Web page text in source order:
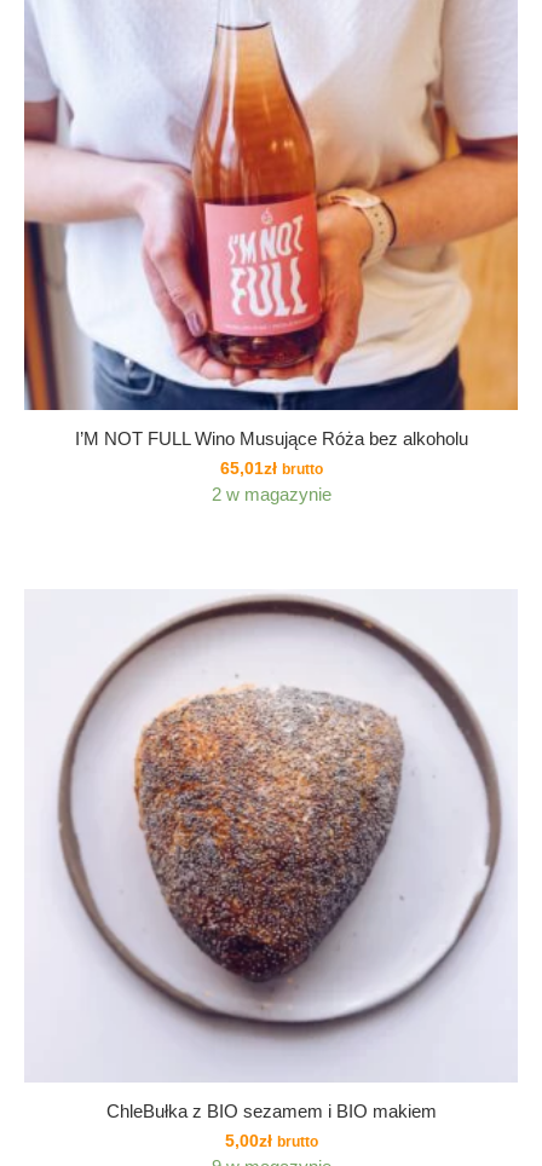
I’M NOT FULL Wino Musujące Róża bez alkoholu
65,01zł brutto
2 w magazynie
ChleBułka z BIO sezamem i BIO makiem
5,00zł brutto